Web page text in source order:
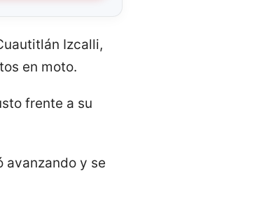
Izcalli,
en moto.
frente a su
avanzando y se